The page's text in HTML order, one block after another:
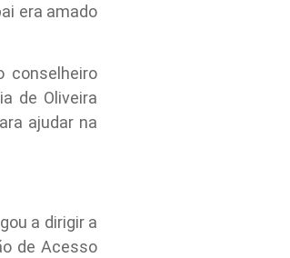
era amado
conselheiro
de Oliveira
ajudar na
a dirigir a
de Acesso